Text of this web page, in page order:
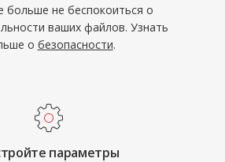
больше не беспокоиться о
ваших файлов. Узнать
о безопасности.
параметры